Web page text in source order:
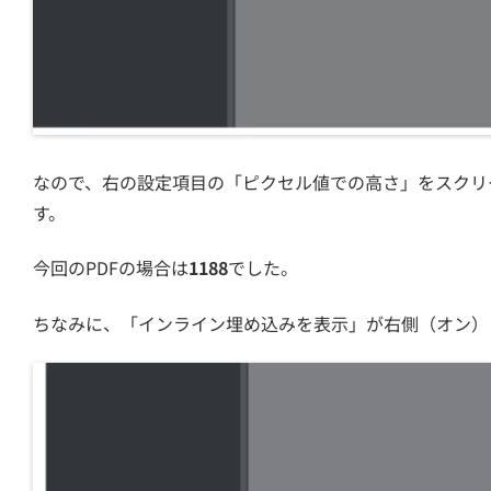
なので、右の設定項目の「ピクセル値での高さ」をスク
す。
今回のPDFの場合は1188でした。
ちなみに、「インライン埋め込みを表示」が右側（オン